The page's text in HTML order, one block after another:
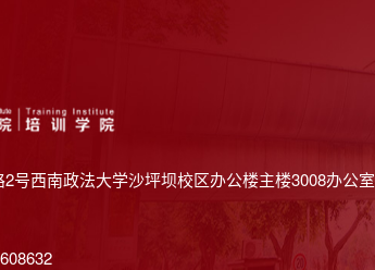
号西南政法大学沙坪坝校区办公楼主楼3008办公室